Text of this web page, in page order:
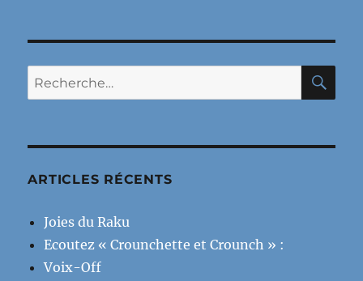
Recherche
pour :
ARTICLES RÉCENTS
Joies du Raku
Ecoutez « Crounchette et Crounch » :
Voix-Off